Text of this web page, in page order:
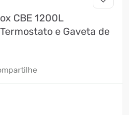
CBE 1200L
e Gaveta de